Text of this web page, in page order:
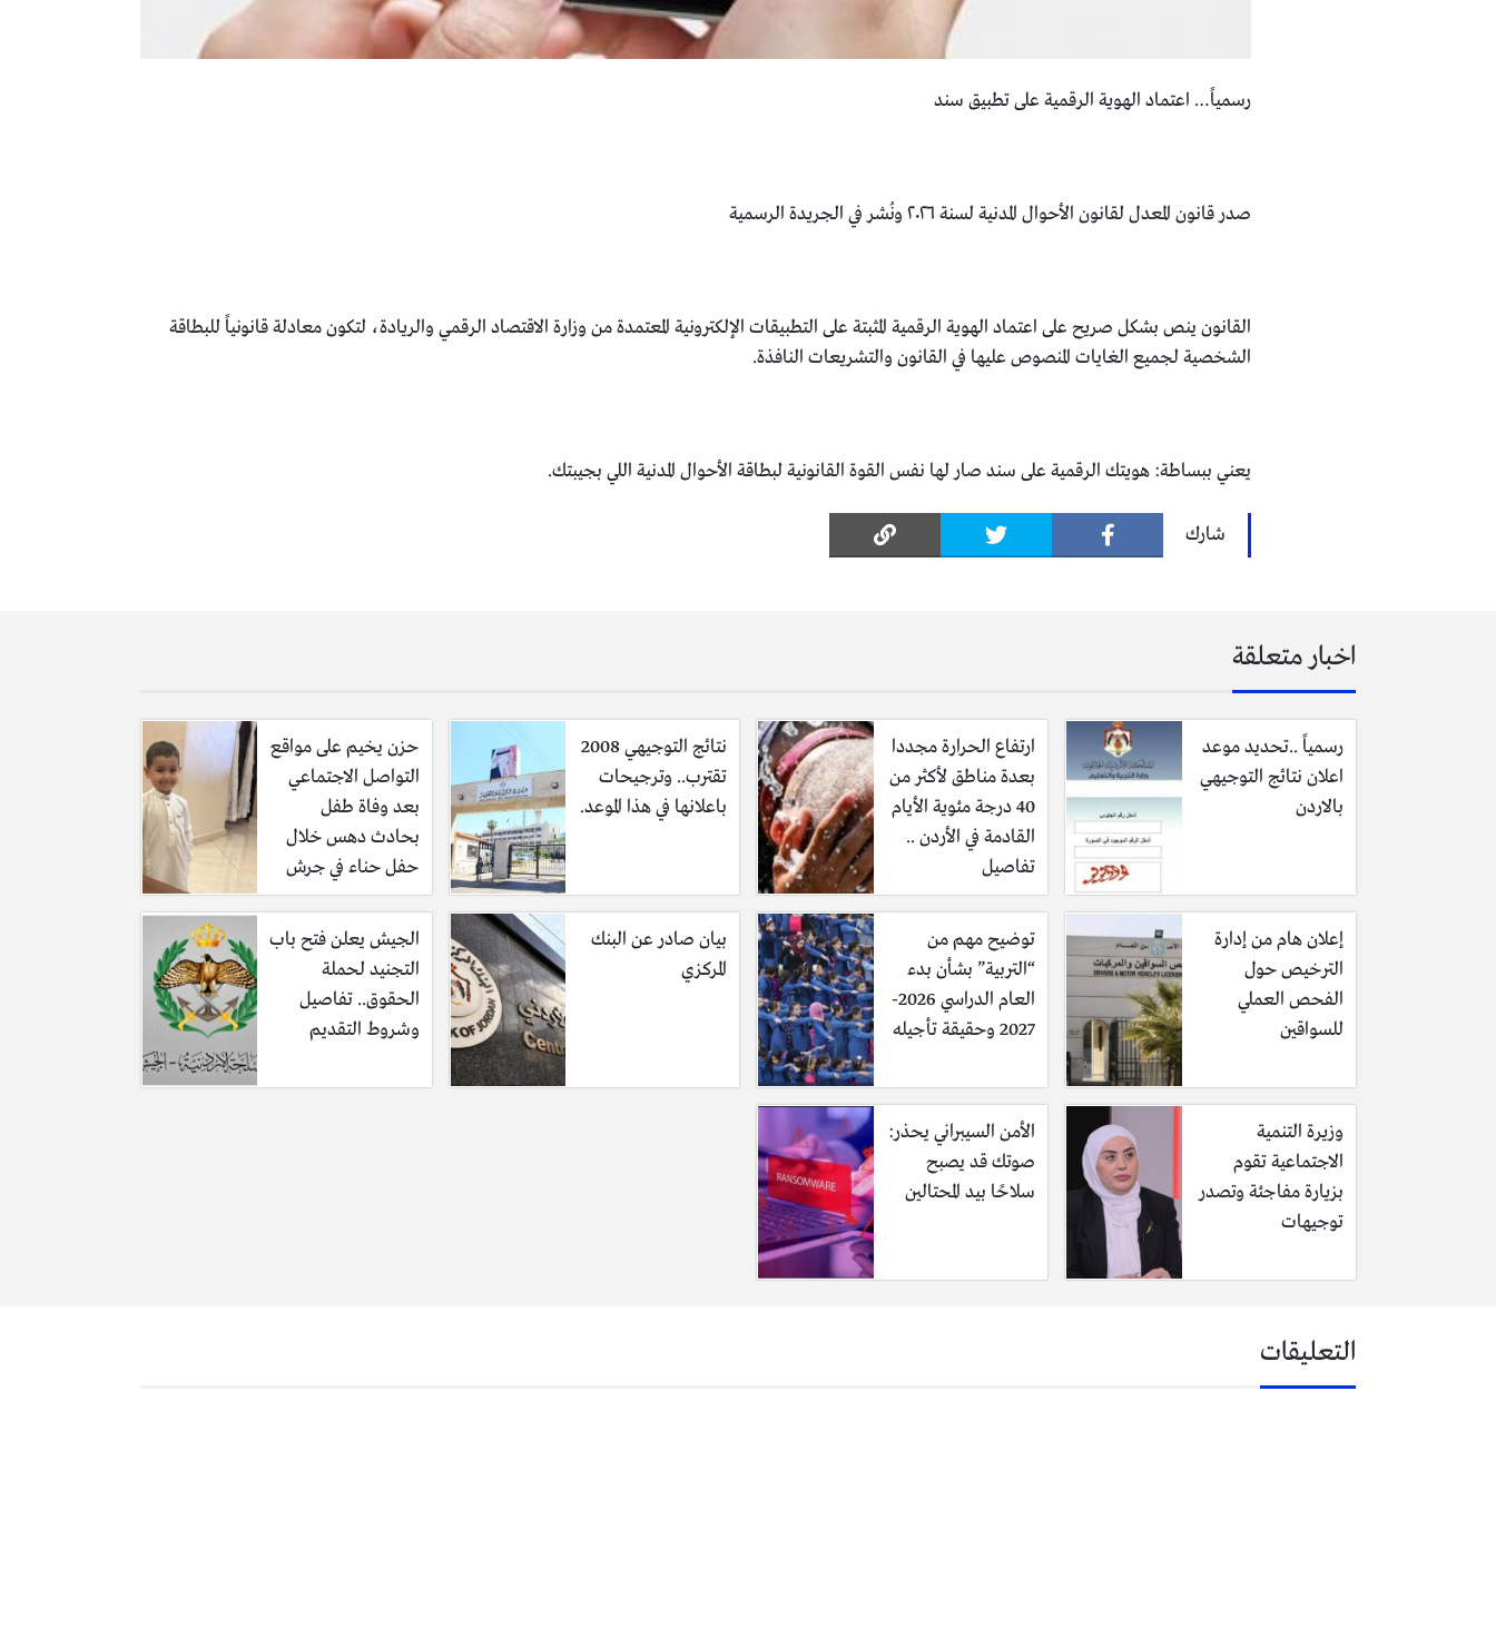
رسمياً… اعتماد الهوية الرقمية على تطبيق سند
صدر قانون المعدل لقانون الأحوال المدنية لسنة ٢٠٢٦ ونُشر في الجريدة الرسمية
القانون ينص بشكل صريح على اعتماد الهوية الرقمية المثبتة على التطبيقات الإلكترونية المعتمدة من وزارة الاقتصاد الرقمي والريادة، لتكون معادلة قانونياً للبطاقة
الشخصية لجميع الغايات المنصوص عليها في القانون والتشريعات النافذة.
يعني ببساطة: هويتك الرقمية على سند صار لها نفس القوة القانونية لبطاقة الأحوال المدنية اللي بجيبتك.
شارك
اخبار متعلقة
رسمياً ..تحديد موعد
اعلان نتائج التوجيهي
بالاردن
ارتفاع الحرارة مجددا
بعدة مناطق لأكثر من
40 درجة مئوية الأيام
القادمة في الأردن ..
تفاصيل
نتائج التوجيهي 2008
تقترب.. وترجيحات
باعلانها في هذا الموعد.
حزن يخيم على مواقع
التواصل الاجتماعي
بعد وفاة طفل
بحادث دهس خلال
حفل حناء في جرش
إعلان هام من إدارة
الترخيص حول
الفحص العملي
للسواقين
توضيح مهم من
“التربية” بشأن بدء
العام الدراسي 2026-
2027 وحقيقة تأجيله
بيان صادر عن البنك
المركزي
الجيش يعلن فتح باب
التجنيد لحملة
الحقوق.. تفاصيل
وشروط التقديم
وزيرة التنمية
الاجتماعية تقوم
بزيارة مفاجئة وتصدر
توجيهات
الأمن السيبراني يحذر:
صوتك قد يصبح
سلاحًا بيد المحتالين
التعليقات